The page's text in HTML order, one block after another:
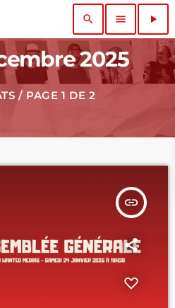
search menu play_arrow
2025
/ PAGE 1 DE 2
insert_link